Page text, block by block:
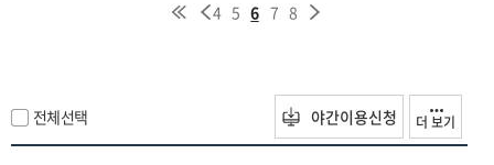
4 5 6 7 8
전체선택 야간이용신청 더 보기